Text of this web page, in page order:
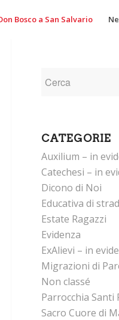
Bosco a San Salvario
CATEGORIE
Auxilium – in
Catechesi – in
Dicono di Noi
Educativa di
Estate Ragazzi
Evidenza
ExAlievi – in
Migrazioni di
Non classé
Parrocchia Santi
Sacro Cuore di